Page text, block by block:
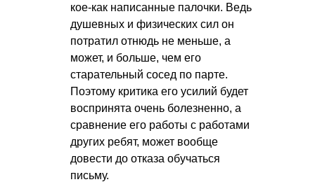
кое-как написанные палочки. Ведь
душевных и физических сил он
потратил отнюдь не меньше, а
может, и больше, чем его
старательный сосед по парте.
Поэтому критика его усилий будет
воспринята очень болезненно, а
сравнение его работы с работами
других ребят, может вообще
довести до отказа обучаться
письму.